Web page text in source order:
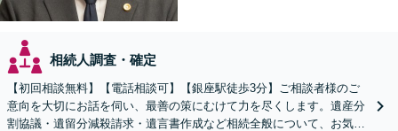
相続人調査・確定
【初回相談無料】【電話相談可】【銀座駅徒歩3分】ご相談者様のご
意向を大切にお話を伺い、最善の策にむけて力を尽くします。遺産分
割協議・遺留分減殺請求・遺言書作成など相続全般について、お気軽